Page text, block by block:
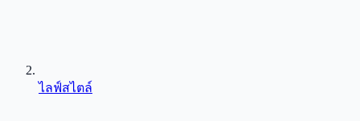
ไลฟ์สไตล์